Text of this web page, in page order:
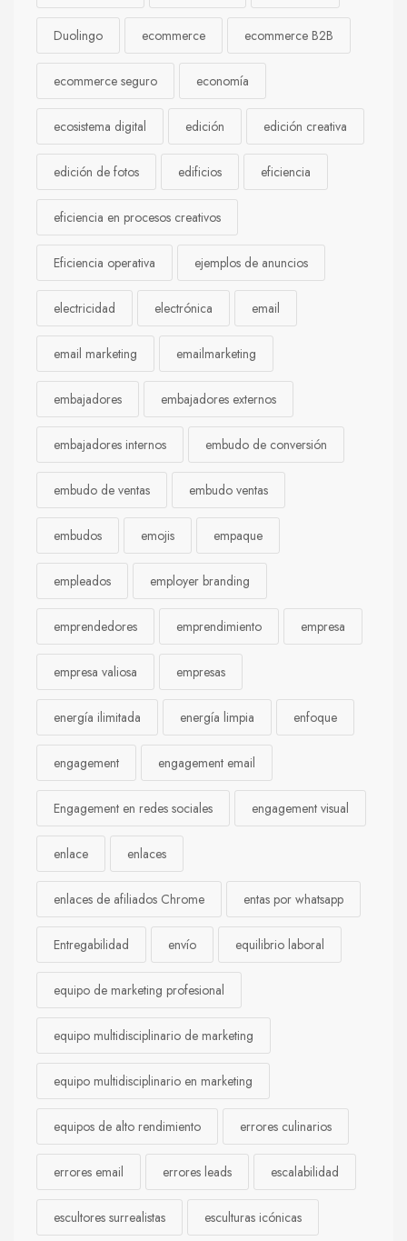
Duolingo ecommerce ecommerce B2B
ecommerce seguro economía
ecosistema digital edición edición creativa
edición de fotos edificios eficiencia
eficiencia en procesos creativos
Eficiencia operativa ejemplos de anuncios
electricidad electrónica email
email marketing emailmarketing
embajadores embajadores externos
embajadores internos embudo de conversión
embudo de ventas embudo ventas
embudos emojis empaque
empleados employer branding
emprendedores emprendimiento empresa
empresa valiosa empresas
energía ilimitada energía limpia enfoque
engagement engagement email
Engagement en redes sociales engagement visual
enlace enlaces
enlaces de afiliados Chrome entas por whatsapp
Entregabilidad envío equilibrio laboral
equipo de marketing profesional
equipo multidisciplinario de marketing
equipo multidisciplinario en marketing
equipos de alto rendimiento errores culinarios
errores email errores leads escalabilidad
escultores surrealistas esculturas icónicas